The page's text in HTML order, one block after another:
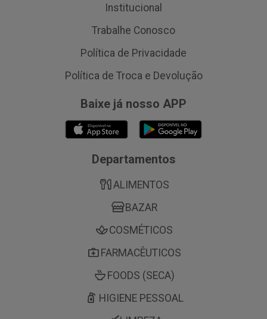
Institucional
Trabalhe Conosco
Política de Privacidade
Política de Troca e Devolução
Baixe já nosso APP
Departamentos
ALIMENTOS
BAZAR
COSMÉTICOS
FARMACÊUTICOS
FOODS (SECA)
HIGIENE PESSOAL